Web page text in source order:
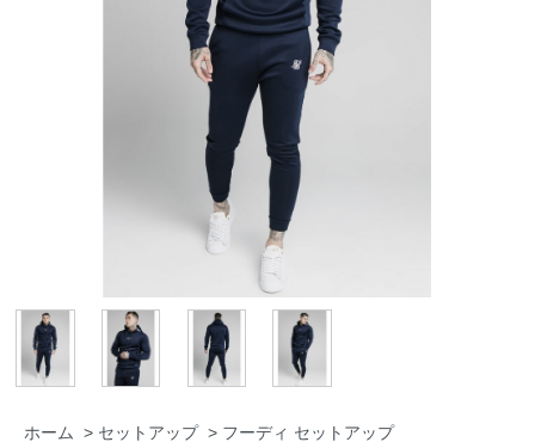
ホーム > セットアップ > フーディ セットアップ